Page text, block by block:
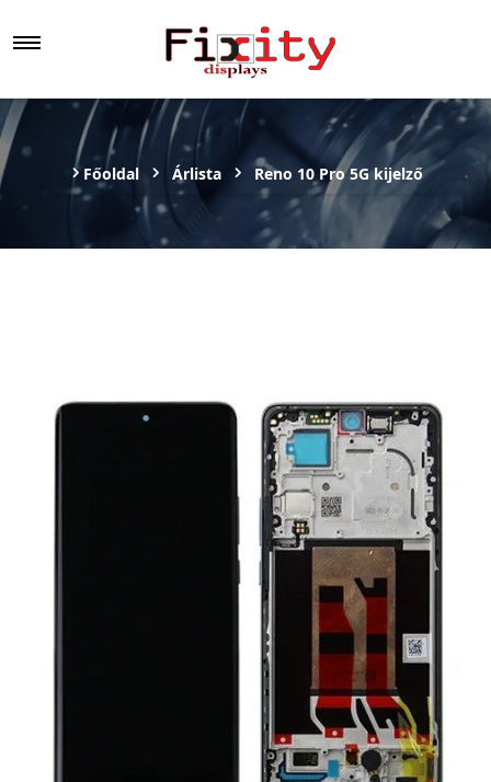
Főoldal Árlista Reno 10 Pro 5G kijelző